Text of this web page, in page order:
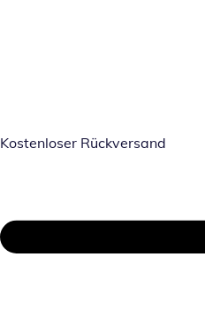
Kostenloser Rückversand